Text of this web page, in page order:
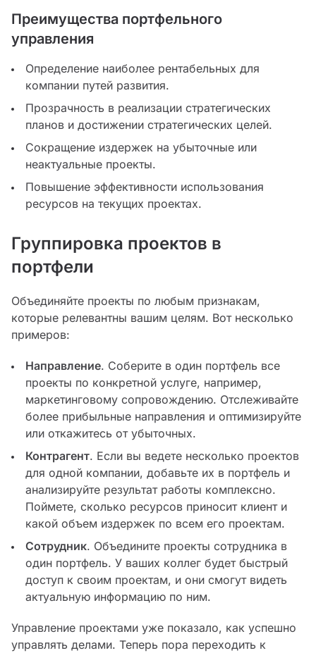
Преимущества портфельного
управления
Определение наиболее рентабельных для
компании путей развития.
Прозрачность в реализации стратегических
планов и достижении стратегических целей.
Сокращение издержек на убыточные или
неактуальные проекты.
Повышение эффективности использования
ресурсов на текущих проектах.
Группировка проектов в
портфели
Объединяйте проекты по любым признакам,
которые релевантны вашим целям. Вот несколько
примеров:
Направление. Соберите в один портфель все
проекты по конкретной услуге, например,
маркетинговому сопровождению. Отслеживайте
более прибыльные направления и оптимизируйте
или откажитесь от убыточных.
Контрагент. Если вы ведете несколько проектов
для одной компании, добавьте их в портфель и
анализируйте результат работы комплексно.
Поймете, сколько ресурсов приносит клиент и
какой объем издержек по всем его проектам.
Сотрудник. Объедините проекты сотрудника в
один портфель. У ваших коллег будет быстрый
доступ к своим проектам, и они смогут видеть
актуальную информацию по ним.
Управление проектами уже показало, как успешно
управлять делами. Теперь пора переходить к